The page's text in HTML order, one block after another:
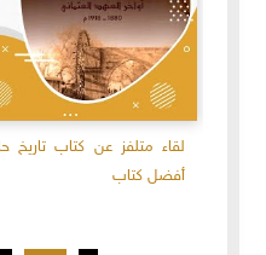
لقاء متلفز عن كتاب
أفضل كتاب